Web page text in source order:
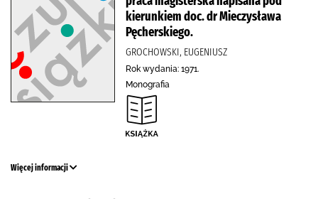
kierunkiem doc. dr Mieczysława
Pęcherskiego.
GROCHOWSKI, EUGENIUSZ
Rok wydania: 1971.
Monografia
Więcej informacji